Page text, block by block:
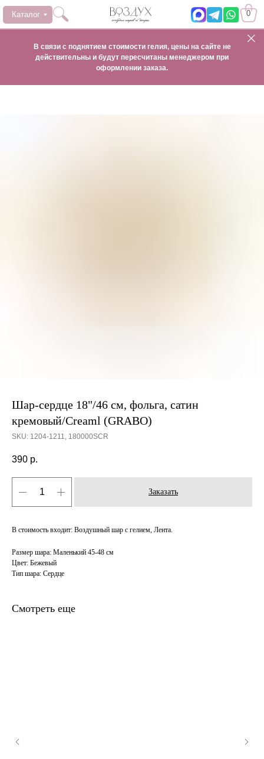
0
Каталог
В связи с поднятием стоимости гелия, цены на сайте не
действительны и будут пересчитаны менеджером при
оформлении заказа.
Шар-сердце 18"/46 см, фольга, сатин
кремовый/Creaml (GRABO)
SKU: 1204-1211, 180000SCR
390 р.
Заказать
В стоимость входит: Воздушный шар с гелием, Лента.
Размер шара: Маленький 45-48 см
Цвет: Бежевый
Тип шара: Сердце
Смотреть еще